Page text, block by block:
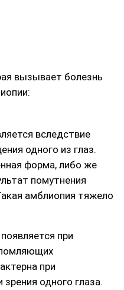
вызывает болезнь
вследствие
одного из глаз.
форма, либо же
помутнения
амблиопия тяжело
при
при
одного глаза.